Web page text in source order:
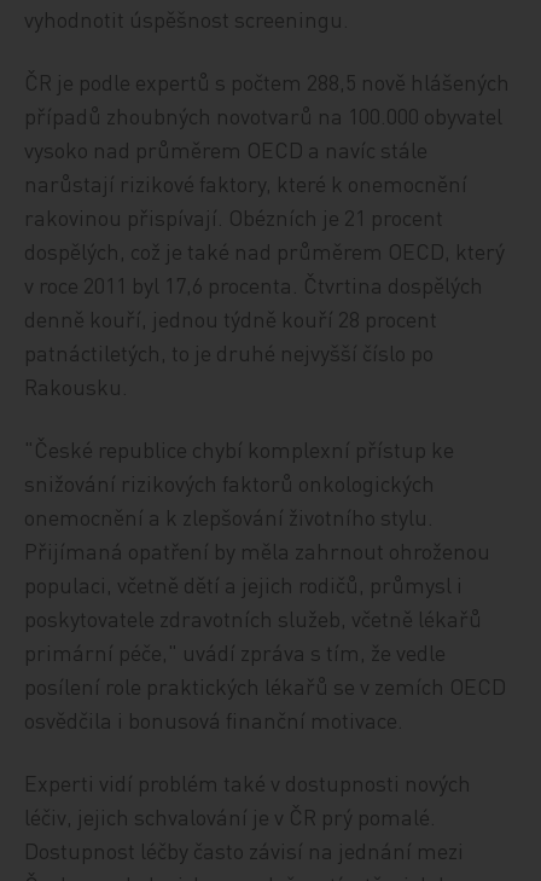
vyhodnotit úspěšnost screeningu.
ČR je podle expertů s počtem 288,5 nově hlášených
případů zhoubných novotvarů na 100.000 obyvatel
vysoko nad průměrem OECD a navíc stále
narůstají rizikové faktory, které k onemocnění
rakovinou přispívají. Obézních je 21 procent
dospělých, což je také nad průměrem OECD, který
v roce 2011 byl 17,6 procenta. Čtvrtina dospělých
denně kouří, jednou týdně kouří 28 procent
patnáctiletých, to je druhé nejvyšší číslo po
Rakousku.
"České republice chybí komplexní přístup ke
snižování rizikových faktorů onkologických
onemocnění a k zlepšování životního stylu.
Přijímaná opatření by měla zahrnout ohroženou
populaci, včetně dětí a jejich rodičů, průmysl i
poskytovatele zdravotních služeb, včetně lékařů
primární péče," uvádí zpráva s tím, že vedle
posílení role praktických lékařů se v zemích OECD
osvědčila i bonusová finanční motivace.
Experti vidí problém také v dostupnosti nových
léčiv, jejich schvalování je v ČR prý pomalé.
Dostupnost léčby často závisí na jednání mezi